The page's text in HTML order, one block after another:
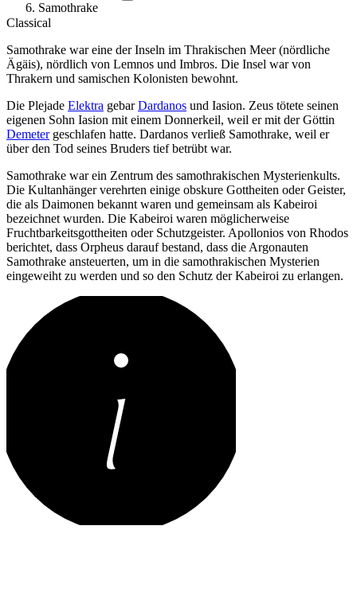
Samothrake
Classical
Samothrake war eine der Inseln im Thrakischen Meer (nördliche
Ägäis), nördlich von Lemnos und Imbros. Die Insel war von
Thrakern und samischen Kolonisten bewohnt.
Die Plejade Elektra gebarDardanos und Iasion. Zeus tötete seinen
eigenen Sohn Iasion mit einem Donnerkeil, weil er mit der Göttin
Demetergeschlafen hatte. Dardanos verließ Samothrake, weil er
über den Tod seines Bruders tief betrübt war.
Samothrake war ein Zentrum des samothrakischen Mysterienkults.
Die Kultanhänger verehrten einige obskure Gottheiten oder Geister,
die als Daimonen bekannt waren und gemeinsam als Kabeiroi
bezeichnet wurden. Die Kabeiroi waren möglicherweise
Fruchtbarkeitsgottheiten oder Schutzgeister. Apollonios von Rhodos
berichtet, dass Orpheus darauf bestand, dass die Argonauten
Samothrake ansteuerten, um in die samothrakischen Mysterien
eingeweiht zu werden und so den Schutz der Kabeiroi zu erlangen.